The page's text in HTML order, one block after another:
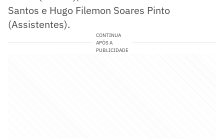
Santos e Hugo Filemon Soares Pinto
(Assistentes).
CONTINUA
APÓS A
PUBLICIDADE